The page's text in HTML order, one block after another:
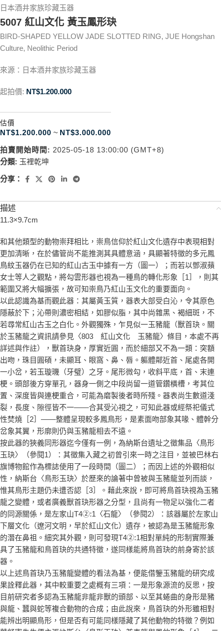
日本酒井家族珍藏玉器
5007 紅山文化 黃玉鳳形玦
BIRD-SHAPED YELLOW JADE SLOTTED RING, JUE Hongshan
Culture, Neolithic Period
來源：日本酒井家族珍藏玉器
起拍價: NT$1.200.000
估價
NT$1.200.000 ~ NT$3.000.000
拍賣開始時間: 2025-05-18 13:00:00 (GMT+8)
分類: 玉裡乾坤
分享：
描述
11.3×9.7cm
和其他類型的動物崇拜相比，崇鳥信仰於紅山文化遺存中表現相對
更加清晰，在於儘管尚不能推測其具體意涵，具顯著特徵的多元鳳
鳥紋玉器仍在已知的紅山古玉中據有一方（圖一）；而若以鄧淑蘋
女士等人之觀點，將勾雲形器也視為一種鳥的轉化形象［1］，則其
範圍又將大幅擴張，故可知崇鳥乃紅山玉文化的重要面向。
以此認識為基而觀此器：其屬黃玉質，器表大部受白沁，令其原色
隱蔽於下；沁帶則濃密相結，如膠似脂，其中尚雜黑、褐細斑，不
若尋常紅山古玉之白化。外觀獨殊，乍見似一玉豬龍（獸首玦。關
於玉豬龍之資訊請參見〈803 紅山文化 玉豬龍〉條目，本處不再
詳述與作註），獸首玦身，厚實近圓，而於細部又不為一類：突額
出吻，珠目圓碩，未顯耳、眼窩、鼻、唇。軀體鄰近首、尾處各開
一小岔，若玉璇璣（牙璧）之牙。尾形微勾，收斜平底，首、末連
梗。頭部後方穿單孔，器身一側之中段尚留一道管鑽橫槽，考其位
置、深度皆與連梗重合，可能為磨製後者時所殘。器表尚生數道淺
裂，長度、隙徑皆不一——合其受沁視之，可知此器或經祭祀儀式
性焚燒［2］——整體呈現較多鳳鳥形，是素面吻部象其喙、體幹分
岔象其翼，形廓則仍與玉豬龍相去不遠。
按此器的狹義同形器迄今僅有一例，為納斯台遺址之徵集品〈鳥形
玉玦〉（參閱1）：其徵集入藏之初曾引來一時之注目，並被巴林右
旗博物館作為標誌使用了一段時間（圖二）；而因上述的外觀相似
性，納斯台〈鳥形玉玦〉於歷來的論著中曾被與玉豬龍並列而談，
惟其鳥形主題仍未遭否認［3］。藉此來說，即可將鳥首玦視為玉豬
龍之變體，或者廣義獸首玦形器之分型，且尚有一物足以強化二者
的同源關係，是左家山T4②:1〈石龍〉（參閱2）：該器屬於左家山
下層文化（遼河文明，早於紅山文化）遺存，被認為是玉豬龍形象
的潛在鼻祖。細究其外觀，則可發現T4②:1相對單純的形制實際兼
具了玉豬龍和鳥首玦的共通特徵，遂同樣能將鳥首玦的前身寄於該
器。
以上述鳥首玦乃玉豬龍變體的看法為基，便能借鑒玉豬龍的研究成
果詮釋此器，其中較重要之處概有三項：一是形象源流的反思，按
目前研究者多認為玉豬龍非龍非獸的頭部、以至其蜷曲的身形是豬
與龍、蠶與蛇等複合動物的合成；由此說來，鳥首玦的外形雖相對
能辨出明顯鳥形，但是否有可能同樣隱藏了其他動物的特徵？例如